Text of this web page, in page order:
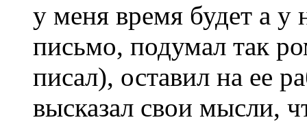
у меня время будет а у
письмо, подумал так
писал), оставил на ее
высказал свои мысли,